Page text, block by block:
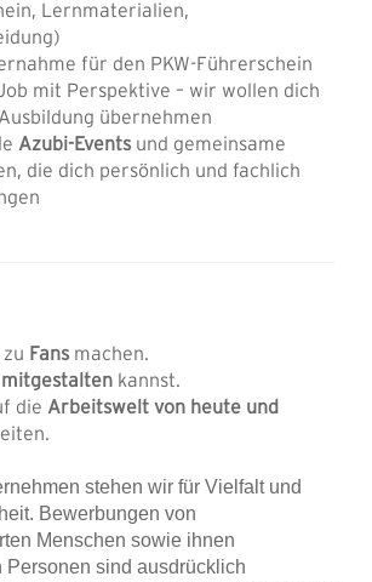
Lernmaterialien,
für den PKW-Führerschein
mit Perspektive – wir wollen dich
übernehmen
Azubi-Events und gemeinsame
die dich persönlich und fachlich
Fans machen.
mitgestalten kannst.
die Arbeitswelt von heute und
stehen wir für Vielfalt und
Bewerbungen von
Menschen sowie ihnen
Personen sind ausdrücklich